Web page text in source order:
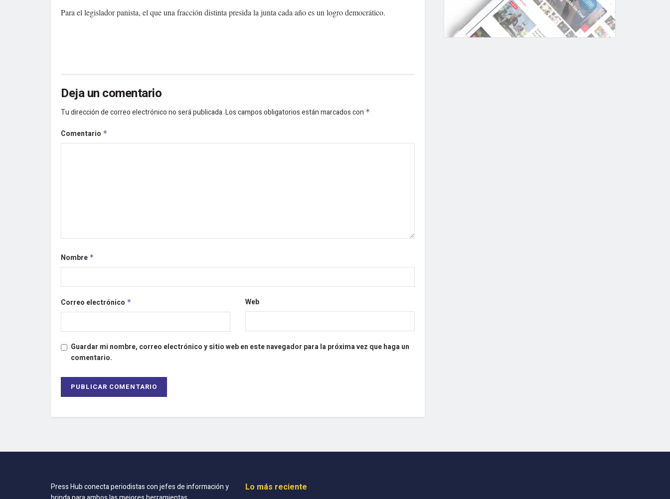
Para el legislador panista, el que una fracción distinta presida la junta cada año es un logro democrático.
Deja un comentario
Tu dirección de correo electrónico no será publicada.Los campos obligatorios están marcados con *
Comentario *
Nombre *
Correo electrónico * Web
Guardar mi nombre, correo electrónico y sitio web en este navegador para la próxima vez que haga un
comentario.
Press Hub conecta periodistas con jefes de información y
Lo más reciente